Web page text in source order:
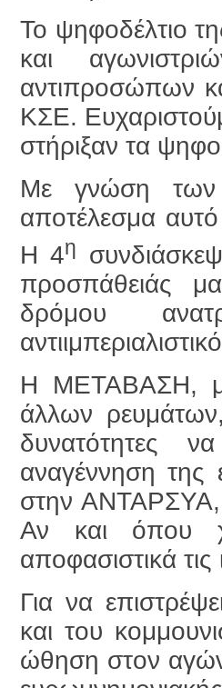
Το ψηφοδέλτιο
και
αντιπροσώπων
ΚΣΕ.
στήριξαν τα
Με γνώση των
αποτέλεσμα
Η 4η
προσπάθειάς
δρόμου
Η ΜΕΤΑΒΑΣΗ,
άλλων
δυνατότητες
αναγέννηση της
στην
Αν και όπου
αποφασιστικά τις
Για να
και του
ώθηση στον